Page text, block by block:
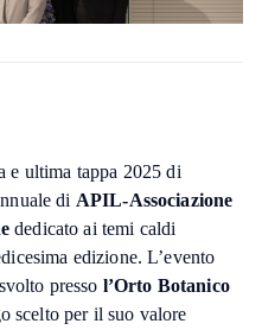
e ultima tappa 2025 di
di APIL-Associazione
dedicato ai temi caldi
edizione. L’evento
presso l’Orto Botanico
scelto per il suo valore